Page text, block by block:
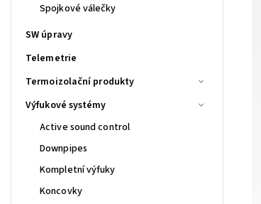
Spojkové válečky
SW úpravy
Telemetrie
Termoizolační produkty
Výfukové systémy
Active sound control
Downpipes
Kompletní výfuky
Koncovky